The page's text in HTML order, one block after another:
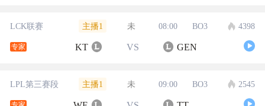
LCK联赛 主播1 未 08:00 BO3 4398
专家 KT VS GEN
LPL第三赛段 主播1 未 09:00 BO3 2545